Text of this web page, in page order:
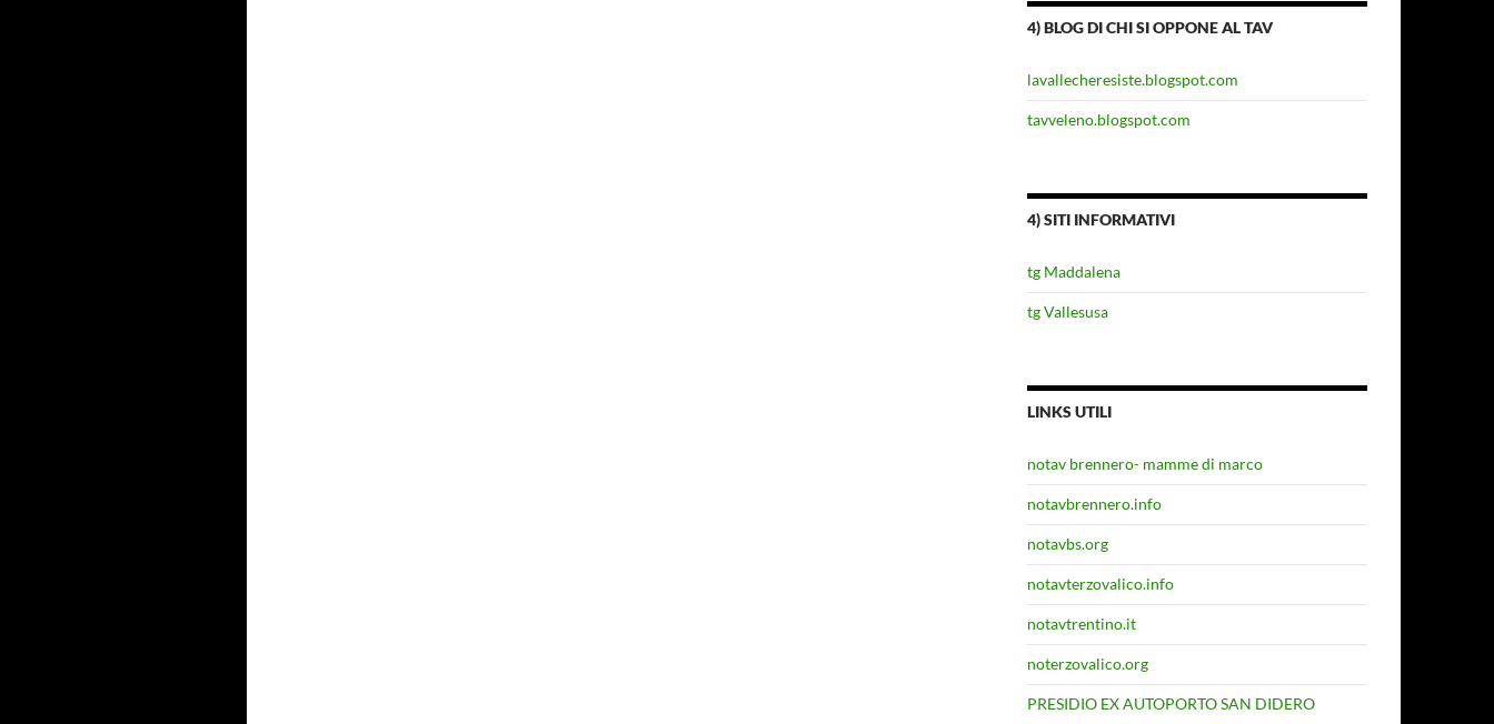
4) BLOG DI CHI SI OPPONE AL TAV
lavallecheresiste.blogspot.com
tavveleno.blogspot.com
4) SITI INFORMATIVI
tg Maddalena
tg Vallesusa
LINKS UTILI
notav brennero- mamme di marco
notavbrennero.info
notavbs.org
notavterzovalico.info
notavtrentino.it
noterzovalico.org
PRESIDIO EX AUTOPORTO SAN DIDERO